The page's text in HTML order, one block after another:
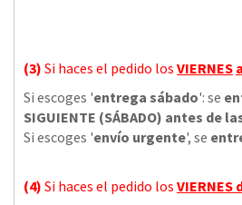
(3) Si haces el pedido los VIERNES
Si escoges 'entrega sábado': se
SIGUIENTE (SÁBADO) antes de
Si escoges 'envío urgente', se
(4) Si haces el pedido los VIERNES